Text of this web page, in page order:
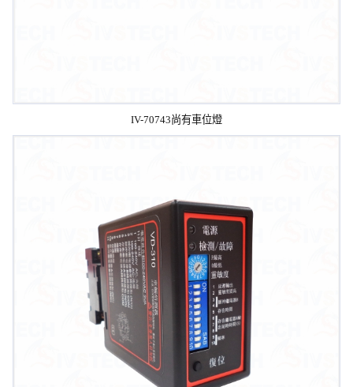
IV-70743尚有車位燈